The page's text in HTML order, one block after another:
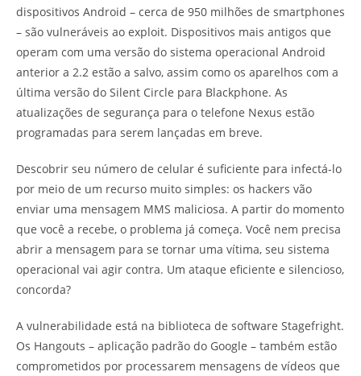
dispositivos Android – cerca de 950 milhões de smartphones
– são vulneráveis ao exploit. Dispositivos mais antigos que
operam com uma versão do sistema operacional Android
anterior a 2.2 estão a salvo, assim como os aparelhos com a
última versão do Silent Circle para Blackphone. As
atualizações de segurança para o telefone Nexus estão
programadas para serem lançadas em breve.
Descobrir seu número de celular é suficiente para infectá-lo
por meio de um recurso muito simples: os hackers vão
enviar uma mensagem MMS maliciosa. A partir do momento
que você a recebe, o problema já começa. Você nem precisa
abrir a mensagem para se tornar uma vítima, seu sistema
operacional vai agir contra. Um ataque eficiente e silencioso,
concorda?
A vulnerabilidade está na biblioteca de software Stagefright.
Os Hangouts – aplicação padrão do Google – também estão
comprometidos por processarem mensagens de vídeos que